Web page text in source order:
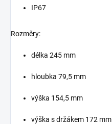
IP67
Rozměry:
délka 245 mm
hloubka 79,5 mm
výška 154,5 mm
výška s držákem 172 mm